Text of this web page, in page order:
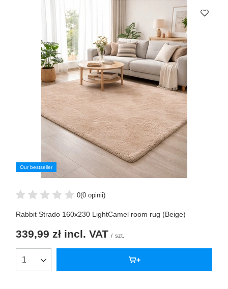
Our bestseller
0(0 opinii)
Rabbit Strado 160x230 LightCamel room rug (Beige)
339,99 zł incl. VAT / szt.